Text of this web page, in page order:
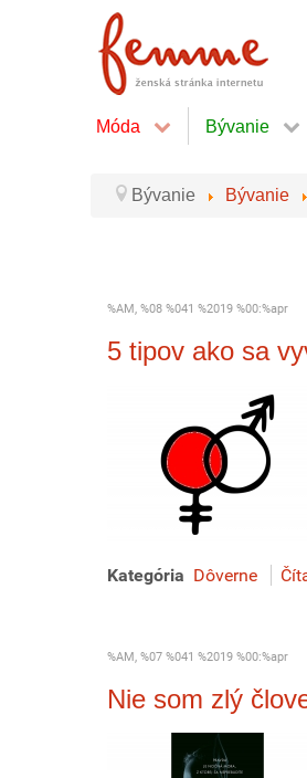
Móda Bývanie
Bývanie Bývanie
%AM, %08 %041 %2019 %00:%apr
5 tipov ako sa
Kategória Dôverne
%AM, %07 %041 %2019 %00:%apr
Nie som zlý